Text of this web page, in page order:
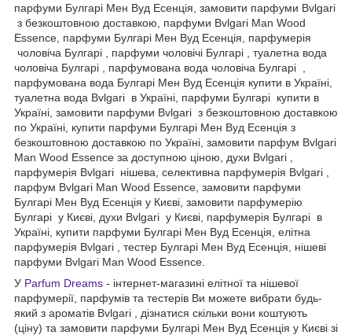
парфуми Булгарі Мен Вуд Есенція, замовити парфуми Bvlgari
з безкоштовною доставкою, парфуми Bvlgari Man Wood
Essence, парфуми Булгарі Мен Вуд Есенція, парфумерія
чоловіча Булгарі , парфуми чоловічі Булгарі , туалетна вода
чоловіча Булгарі , парфумована вода чоловіча Булгарі ,
парфумована вода Булгарі Мен Вуд Есенція купити в Україні,
туалетна вода Bvlgari в Україні, парфуми Булгарі купити в
Україні, замовити парфуми Bvlgari з безкоштовною доставкою
по Україні, купити парфуми Булгарі Мен Вуд Есенція з
безкоштовною доставкою по Україні, замовити парфум Bvlgari
Man Wood Essence за доступною ціною, духи Bvlgari ,
парфумерія Bvlgari нішева, селективна парфумерія Bvlgari ,
парфум Bvlgari Man Wood Essence, замовити парфуми
Булгарі Мен Вуд Есенція у Києві, замовити парфумерію
Булгарі у Києві, духи Bvlgari у Києві, парфумерія Булгарі в
Україні, купити парфуми Булгарі Мен Вуд Есенція, елітна
парфумерія Bvlgari , тестер Булгарі Мен Вуд Есенція, нішеві
парфуми Bvlgari Man Wood Essence.
У Parfum Dreams - інтернет-магазині елітної та нішевої
парфумерії, парфумів та тестерів Ви можете вибрати будь-
який з ароматів Bvlgari , дізнатися скільки вони коштують
(ціну) та замовити парфуми Булгарі Мен Вуд Есенція у Києві зі